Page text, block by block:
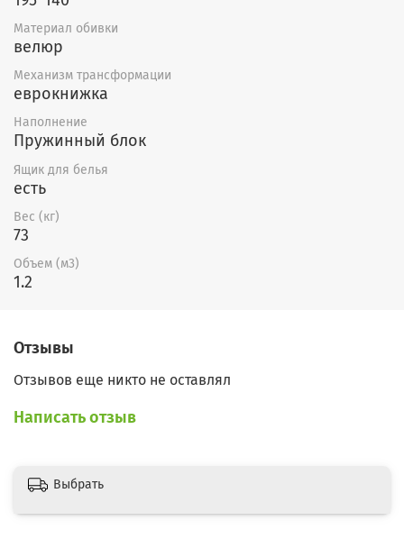
Материал обивки
велюр
Механизм трансформации
еврокнижка
Наполнение
Пружинный блок
Ящик для белья
есть
Вес (кг)
73
Объем (м3)
1.2
Отзывы
Отзывов еще никто не оставлял
Написать отзыв
Выбрать